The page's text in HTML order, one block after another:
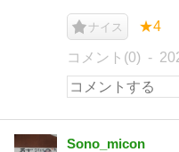
ナイス ★4
コメント(0)
Sono_micon